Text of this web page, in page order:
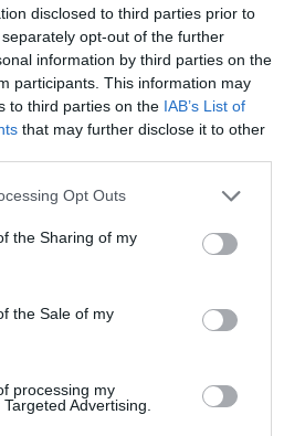
disclosed to third parties prior to
opt-out of the further
information by third parties on the
participants. This information may
to third parties on the IAB’s List of
that may further disclose it to other
app uses one or more Google
usage behaviour. You may click to
Google and its third-party tags to
specified purposes in below Google
Opt Outs
the Sharing of my
the Sale of my
processing my
Advertising.
η σημρινή μας περιδιάβαση
κουζίνες του. Ήταν κι